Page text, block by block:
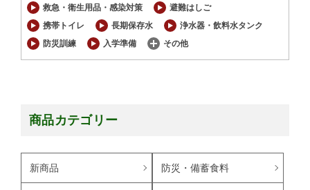
救急・衛生用品・感染対策
避難はしご
携帯トイレ
長期保存水
浄水器・飲料水タンク
防災訓練
入学準備 その他
商品カテゴリー
新商品 防災・備蓄食料